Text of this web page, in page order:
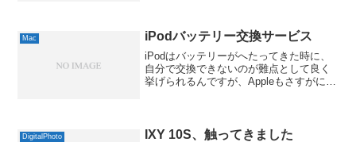
Mac iPodバッテリー交換サービス
iPodはバッテリーがへたってきた時に、
自分で交換できないのが難点として良く
挙げられるんですが、Appleもさすがに少
6800...
DigitalPhoto IXY 10S、触ってきました